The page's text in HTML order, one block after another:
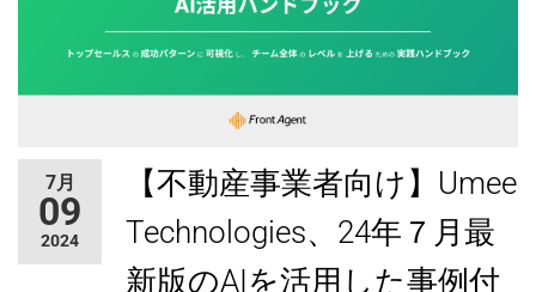
大
学
認
定
ベ
チ
ャ
ー
7月
09
2024
【不動産事業者向け】Umee
Technologies、24年７月最
新版のAIを活用した事例付